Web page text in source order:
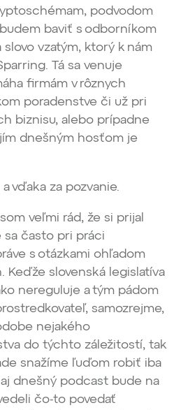
podvodom
baviť s odborníkom
vzatým, ktorý k nám
Tá sa venuje
firmám v rôznych
poradenstve či už pri
biznisu, alebo prípadne
dnešným hosťom je
a vďaka za pozvanie.
veľmi rád, že si prijal
sa často pri práci
s otázkami ohľadom
Keďže slovenská legislatíva
nereguluje a tým pádom
samozrejme,
nejakého
do týchto záležitostí, tak
snažíme ľuďom robiť iba
dnešný podcast bude na
čo-to povedať